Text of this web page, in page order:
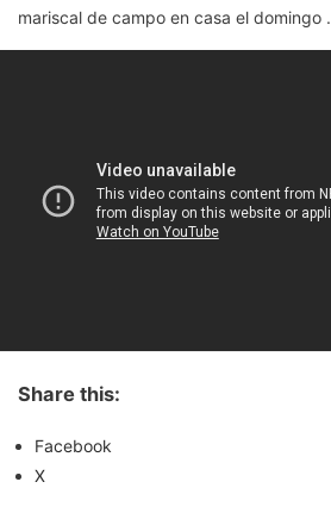
mariscal de campo en casa el domingo .
Share this:
Facebook
X